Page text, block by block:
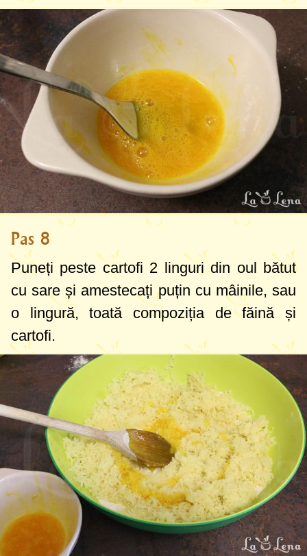
Pas 8
Puneți peste cartofi 2 linguridin oul bătut
cu sare și amestecați puțin cu mâinile, sau
o lingură, toată compoziția de făină și
cartofi.